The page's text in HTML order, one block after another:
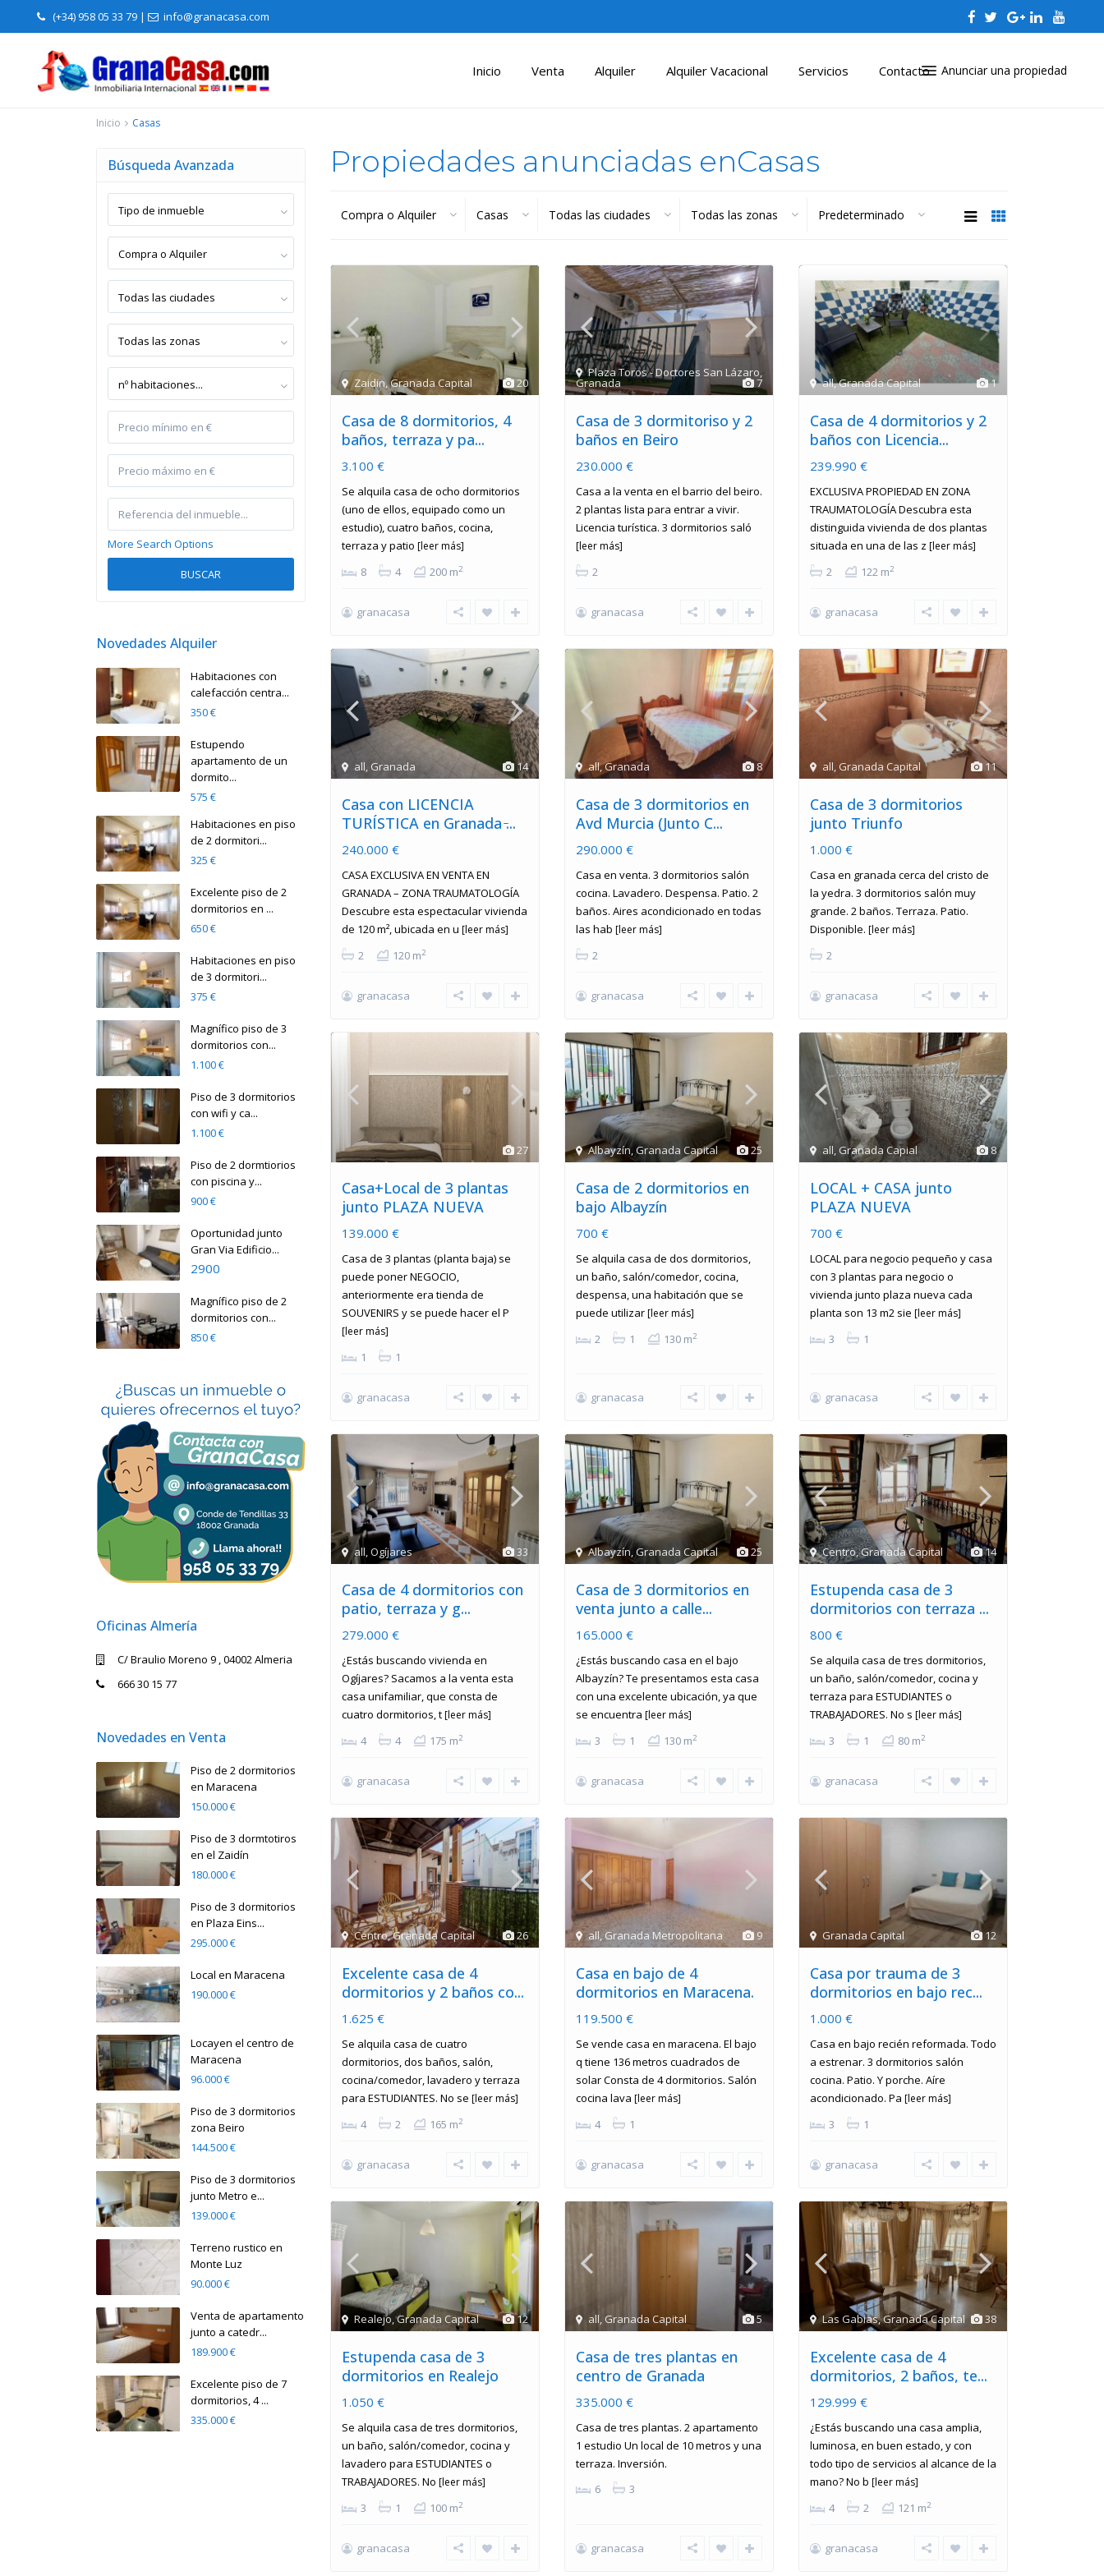
(+34) 958 05 33 79 | info@granacasa.com
Anunciar una propiedad
Inicio Venta Alquiler Alquiler Vacacional Servicios Contacto
Inicio Casas
Propiedades anunciadas enCasas
Compra o Alquiler Casas Todas las ciudades Todas las zonas Predeterminado
20
Zaidin,Granada Capital
Casa de 8 dormitorios, 4
baños, terraza y pa...
3.100 €
Se alquila casa de ocho dormitorios
(uno de ellos, equipado como un
estudio), cuatro baños, cocina,
terraza y patio [leer más]
8 4 200 m2
granacasa
7
Plaza Toros - Doctores San Lázaro,
Granada
Casa de 3 dormitoriso y 2
baños en Beiro
230.000 €
Casa a la venta en el barrio del beiro.
2 plantas lista para entrar a vivir.
Licencia turística. 3 dormitorios saló
[leer más]
2
granacasa
1
all,Granada Capital
Casa de 4 dormitorios y 2
baños con Licencia...
239.990 €
EXCLUSIVA PROPIEDAD EN ZONA
TRAUMATOLOGÍA Descubra esta
distinguida vivienda de dos plantas
situada en una de las z [leer más]
2 122 m2
granacasa
14
all,Granada
Casa con LICENCIA
TURÍSTICA en Granada ̵...
240.000 €
CASA EXCLUSIVA EN VENTA EN
GRANADA – ZONA TRAUMATOLOGÍA
Descubre esta espectacular vivienda
de 120 m², ubicada en u [leer más]
2 120 m2
granacasa
8
all,Granada
Casa de 3 dormitorios en
Avd Murcia (Junto C...
290.000 €
Casa en venta. 3 dormitorios salón
cocina. Lavadero. Despensa. Patio. 2
baños. Aires acondicionado en todas
las hab [leer más]
2
granacasa
11
all,Granada Capital
Casa de 3 dormitorios
junto Triunfo
1.000 €
Casa en granada cerca del cristo de
la yedra. 3 dormitorios salón muy
grande. 2 baños. Terraza. Patio.
Disponible. [leer más]
2
granacasa
27
Casa+Local de 3 plantas
junto PLAZA NUEVA
139.000 €
Casa de 3 plantas (planta baja) se
puede poner NEGOCIO,
anteriormente era tienda de
SOUVENIRS y se puede hacer el P
[leer más]
1 1
granacasa
25
Albayzín,Granada Capital
Casa de 2 dormitorios en
bajo Albayzín
700 €
Se alquila casa de dos dormitorios,
un baño, salón/comedor, cocina,
despensa, una habitación que se
puede utilizar[leer más]
2 1 130 m2
granacasa
8
all, Granada Capial
LOCAL + CASA junto
PLAZA NUEVA
700 €
LOCAL para negocio pequeño y casa
con 3 plantas para negocio o
vivienda junto plaza nueva cada
planta son 13 m2 sie [leer más]
3 1
granacasa
33
all,Ogíjares
Casa de 4 dormitorios con
patio, terraza y g...
279.000 €
¿Estás buscando vivienda en
Ogíjares? Sacamos a la venta esta
casa unifamiliar, que consta de
cuatro dormitorios, t[leer más]
4 4 175 m2
granacasa
25
Albayzín,Granada Capital
Casa de 3 dormitorios en
venta junto a calle...
165.000 €
¿Estás buscando casa en el bajo
Albayzín? Te presentamos esta casa
con una excelente ubicación, ya que
se encuentra [leer más]
3 1 130 m2
granacasa
14
Centro,Granada Capital
Estupenda casa de 3
dormitorios con terraza ...
800 €
Se alquila casa de tres dormitorios,
un baño, salón/comedor, cocina y
terraza para ESTUDIANTES o
TRABAJADORES. No s [leer más]
3 1 80 m2
granacasa
26
Centro,Granada Capital
Excelente casa de 4
dormitorios y 2 baños co...
1.625 €
Se alquila casa de cuatro
dormitorios, dos baños, salón,
cocina/comedor, lavadero y terraza
para ESTUDIANTES. No se [leer más]
4 2 165 m2
granacasa
9
all, Granada Metropolitana
Casa en bajo de 4
dormitorios en Maracena.
119.500 €
Se vende casa en maracena. El bajo
q tiene 136 metros cuadrados de
solar Consta de 4 dormitorios. Salón
cocina lava [leer más]
4 1
granacasa
12
Granada Capital
Casa por trauma de 3
dormitorios en bajo rec...
1.000 €
Casa en bajo recién reformada. Todo
a estrenar. 3 dormitorios salón
cocina. Patio. Y porche. Aíre
acondicionado. Pa [leer más]
3 1
granacasa
12
Realejo,Granada Capital
Estupenda casa de 3
dormitorios en Realejo
1.050 €
Se alquila casa de tres dormitorios,
un baño, salón/comedor, cocina y
lavadero para ESTUDIANTES o
TRABAJADORES. No [leer más]
3 1 100 m2
granacasa
5
all, Granada Capital
Casa de tres plantas en
centro de Granada
335.000 €
Casa de tres plantas. 2 apartamento
1 estudio Un local de 10 metros y una
terraza. Inversión.
6
3
granacasa
38
Las Gabias,Granada Capital
Excelente casa de 4
dormitorios, 2 baños, te...
129.999 €
¿Estás buscando una casa amplia,
luminosa, en buen estado, y con
todo tipo de servicios al alcance de la
mano? No b [leer más]
4 2 121 m2
granacasa
Búsqueda Avanzada
Tipo de inmueble
Compra o Alquiler
Todas las ciudades
Todas las zonas
nº habitaciones...
More Search Options
BUSCAR
Novedades Alquiler
Habitaciones con
calefacción centra...
350 €
Estupendo
apartamento de un
dormito...
575 €
Habitaciones en piso
de 2 dormitori...
325 €
Excelente piso de 2
dormitorios en ...
650 €
Habitaciones en piso
de 3 dormitori...
375 €
Magnífico piso de 3
dormitorios con...
1.100 €
Piso de 3 dormitorios
con wifi y ca...
1.100 €
Piso de 2 dormtiorios
con piscina y...
900 €
Oportunidad junto
Gran Via Edificio...
2900
Magnífico piso de 2
dormitorios con...
850 €
Oficinas Almería
C/ Braulio Moreno 9 , 04002 Almeria
666 30 15 77
Novedades en Venta
Piso de 2 dormitorios
en Maracena
150.000 €
Piso de 3 dormtotiros
en el Zaidín
180.000 €
Piso de 3 dormitorios
en Plaza Eins...
295.000 €
Local en Maracena
190.000 €
Locayen el centro de
Maracena
96.000 €
Piso de 3 dormitorios
zona Beiro
144.500 €
Piso de 3 dormitorios
junto Metro e...
139.000 €
Terreno rustico en
Monte Luz
90.000 €
Venta de apartamento
junto a catedr...
189.900 €
Excelente piso de 7
dormitorios, 4 ...
335.000 €